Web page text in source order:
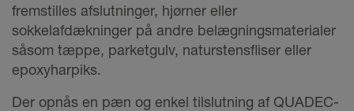
fremstilles afslutninger, hjørner eller
sokkelafdækninger på andre belægningsmaterialer
såsom tæppe, parketgulv, naturstensfliser eller
epoxyharpiks.
Der opnås en pæn og enkel tilslutning af QUADEC-